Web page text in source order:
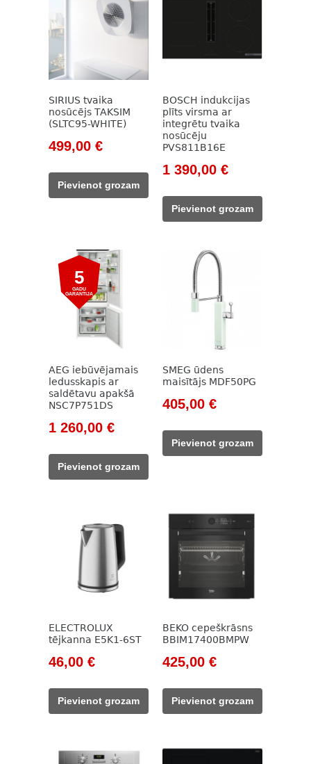
SIRIUS tvaika
nosūcējs TAKSIM
(SLTC95-WHITE)
Original
was:
850,00 €.
499,00 €Current
499,00 €.
Pievienot grozam
BOSCH indukcijas
plīts virsma ar
integrētu tvaika
nosūcēju
PVS811B16E
Original
was:
1
1 390,00 €Current
Pievienot grozam
5
GADU
GARANTIJA
AEG iebūvējamais
ledusskapis ar
saldētavu apakšā
NSC7P751DS
Original
was:
1
1 260,00 €Current
Pievienot grozam
SMEG ūdens
maisītājs MDF50PG
Original
was:
594,00 €.
405,00 €Current
405,00 €.
Pievienot grozam
ELECTROLUX
tējkanna E5K1-6ST
Original
was:
90,00 €.
46,00 €Current
Pievienot grozam
BEKO cepeškrāsns
BBIM17400BMPW
Original
was:
785,00 €.
425,00 €Current
425,00 €.
Pievienot grozam